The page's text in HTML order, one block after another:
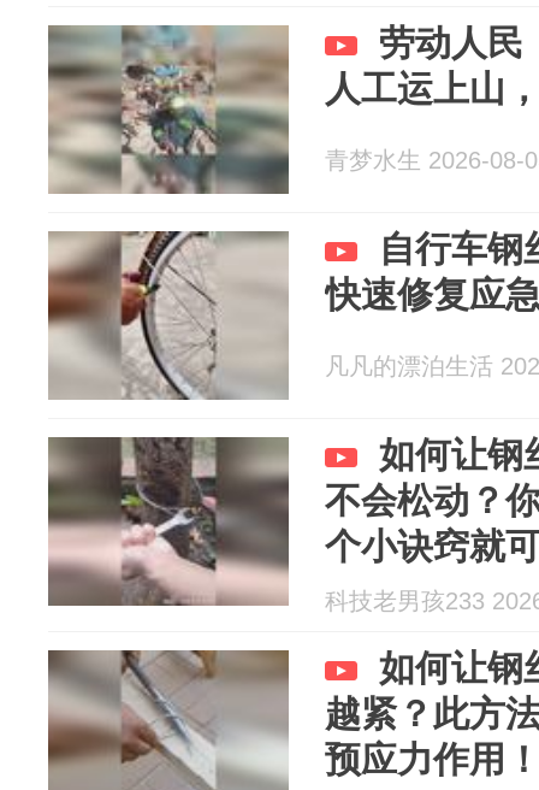
劳动人民
人工运上山
青梦水生 2026-08-
自行车钢
快速修复应
凡凡的漂泊生活
如何让钢
不会松动？
个小诀窍就
科技老男孩233
如何让钢
越紧？此方
预应力作用